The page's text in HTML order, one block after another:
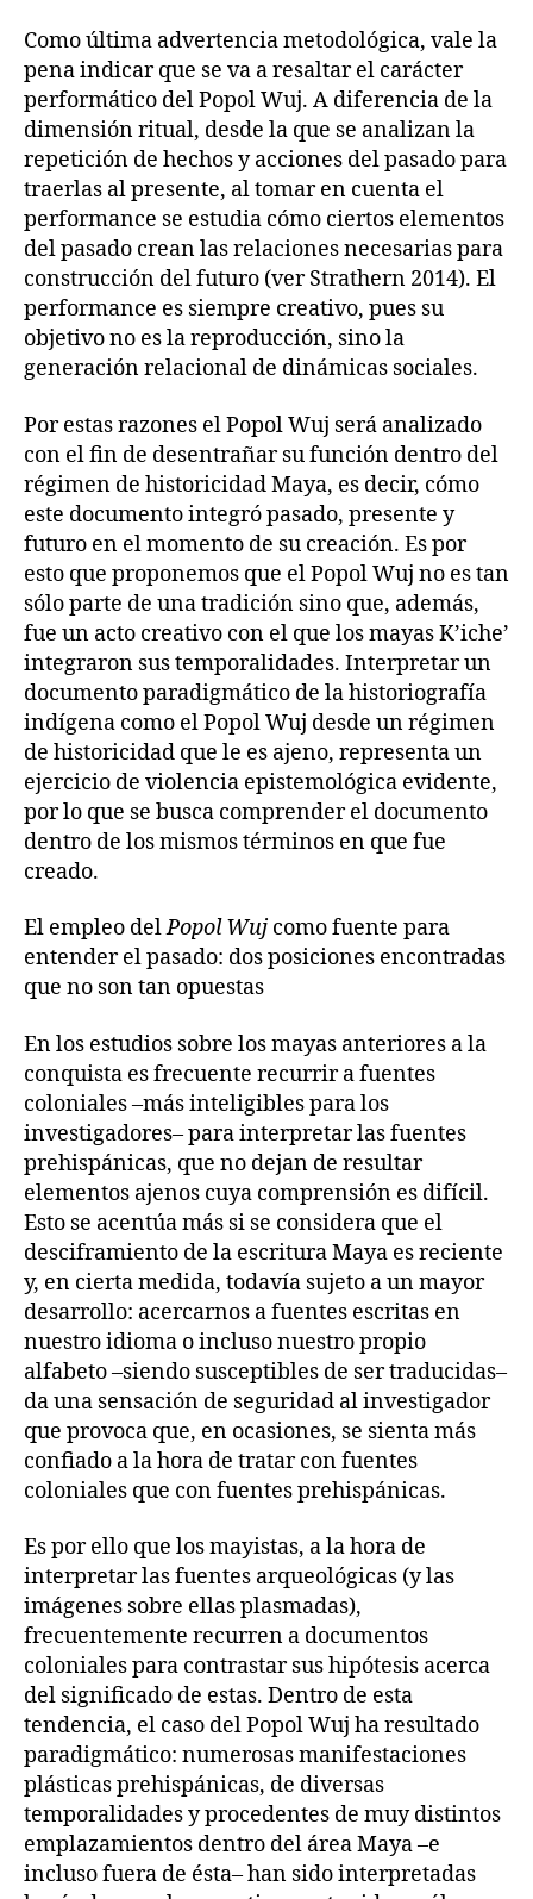
Como última advertencia metodológica, vale la
pena indicar que se va a resaltar el carácter
performático del Popol Wuj. A diferencia de la
dimensión ritual, desde la que se analizan la
repetición de hechos y acciones del pasado para
traerlas al presente, al tomar en cuenta el
performance se estudia cómo ciertos elementos
del pasado crean las relaciones necesarias para
construcción del futuro (ver Strathern 2014). El
performance es siempre creativo, pues su
objetivo no es la reproducción, sino la
generación relacional de dinámicas sociales.
Por estas razones el Popol Wuj será analizado
con el fin de desentrañar su función dentro del
régimen de historicidad Maya, es decir, cómo
este documento integró pasado, presente y
futuro en el momento de su creación. Es por
esto que proponemos que el Popol Wuj no es tan
sólo parte de una tradición sino que, además,
fue un acto creativo con el que los mayas K’iche’
integraron sus temporalidades. Interpretar un
documento paradigmático de la historiografía
indígena como el Popol Wuj desde un régimen
de historicidad que le es ajeno, representa un
ejercicio de violencia epistemológica evidente,
por lo que se busca comprender el documento
dentro de los mismos términos en que fue
creado.
El empleo delPopol Wuj como fuente para
entender el pasado: dos posiciones encontradas
que no son tan opuestas
En los estudios sobre los mayas anteriores a la
conquista es frecuente recurrir a fuentes
coloniales –más inteligibles para los
investigadores– para interpretar las fuentes
prehispánicas, que no dejan de resultar
elementos ajenos cuya comprensión es difícil.
Esto se acentúa más si se considera que el
desciframiento de la escritura Maya es reciente
y, en cierta medida, todavía sujeto a un mayor
desarrollo: acercarnos a fuentes escritas en
nuestro idioma o incluso nuestro propio
alfabeto –siendo susceptibles de ser traducidas–
da una sensación de seguridad al investigador
que provoca que, en ocasiones, se sienta más
confiado a la hora de tratar con fuentes
coloniales que con fuentes prehispánicas.
Es por ello que los mayistas, a la hora de
interpretar las fuentes arqueológicas (y las
imágenes sobre ellas plasmadas),
frecuentemente recurren a documentos
coloniales para contrastar sus hipótesis acerca
del significado de estas. Dentro de esta
tendencia, el caso del Popol Wuj ha resultado
paradigmático: numerosas manifestaciones
plásticas prehispánicas, de diversas
temporalidades y procedentes de muy distintos
emplazamientos dentro del área Maya –e
incluso fuera de ésta– han sido interpretadas